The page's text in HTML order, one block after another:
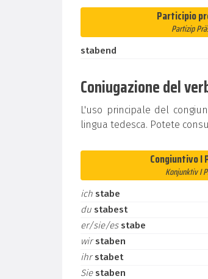
Participio
Partizip
stabend
Coniugazione del
L'uso principale del
lingua tedesca. Potete
Congiuntivo I
Konjunktiv I
ich stabe
du stabest
er/sie/es stabe
wirstaben
ihrstabet
Sie staben